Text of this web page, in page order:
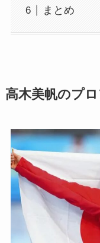
まとめ
高木美帆のプ